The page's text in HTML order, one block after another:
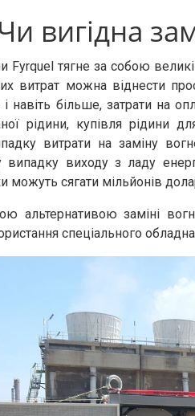
Чи вигідна
Fyrquel тягне за собою
витрат можна віднести
навіть більше, затрати на
рідини, купівля рідини
витрати на заміну
виходу з ладу
можуть сягати мільйонів
альтернативою заміні
спеціального